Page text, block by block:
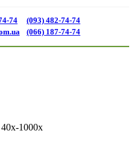
74
(093) 482-74-74
(066) 187-74-74
1000x